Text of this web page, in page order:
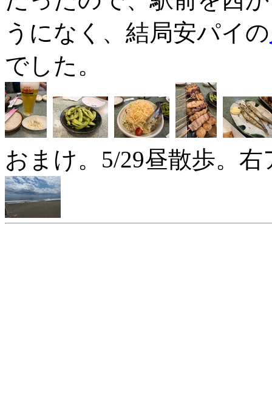
うになく、結局安パイの
でした。
おまけ。5/29昼散歩。